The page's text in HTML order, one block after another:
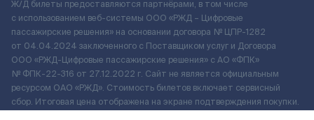
Ж/Д билеты предоставляются партнёрами, в том числе
с использованием веб-системы ООО «РЖД – Цифровые
пассажирские решения» на основании договора № ЦПР-1282
от 04.04.2024 заключенного с Поставщиком услуг и Договора
ООО «РЖД-Цифровые пассажирские решения» c АО «ФПК»
№ ФПК-22-316 от 27.12.2022 г. Сайт не является официальным
ресурсом ОАО «РЖД». Стоимость билетов включает сервисный
сбор. Итоговая цена отображена на экране подтверждения покупки.